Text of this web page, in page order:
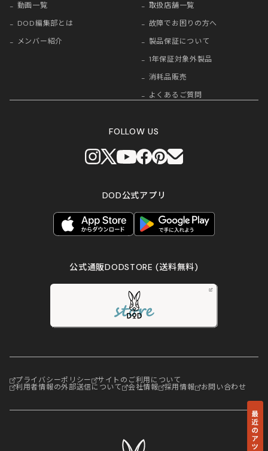
動画一覧
DOD編集部とは
メンバー紹介
取扱店舗一覧
故障でお困りの方へ
製品保証について
1年保証対象外製品
消耗品販売
よくあるご質問
FOLLOW US
DOD公式アプリ
公式通販DODSTORE(送料無料)
プライバシーポリシー サイトのご利用について
利用者情報の外部送信について 会社情報 採用情報 お問い合わせ